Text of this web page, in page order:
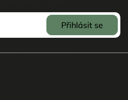
Přihlásit se